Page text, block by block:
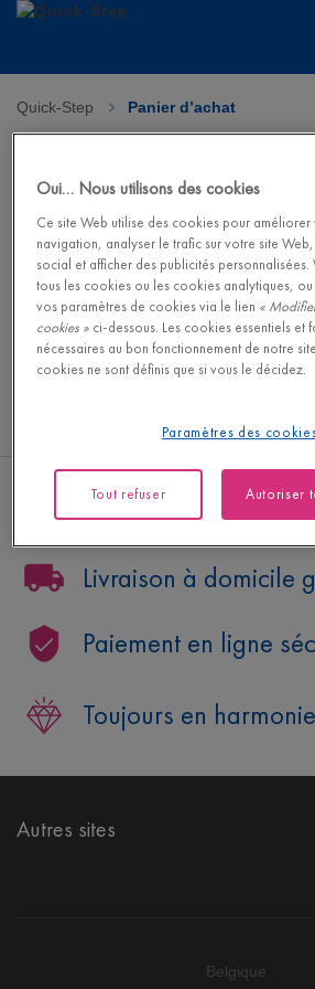
Quick-Step > Panier d’achat
Votre panier d’achat est vide. Visitez la
trouver votre sol de rêve et ses
Visiter la boutique en ligne
Besoin d’aide ?
Livraison à domicile
Paiement en ligne
Toujours en harmonie
Autres sites
Belgique
Oui… Nous utilisons des cookies
Ce site Web utilise des cookies pour
navigation, analyser le trafic sur votre site
social et afficher des publicités
tous les cookies ou les cookies analytiques,
vos paramètres de cookies via le lien «
cookies » ci-dessous. Les cookies essentiels et
nécessaires au bon fonctionnement de notre
cookies ne sont définis que si vous le décidez.
Paramètres des
Tout refuser Autoriser